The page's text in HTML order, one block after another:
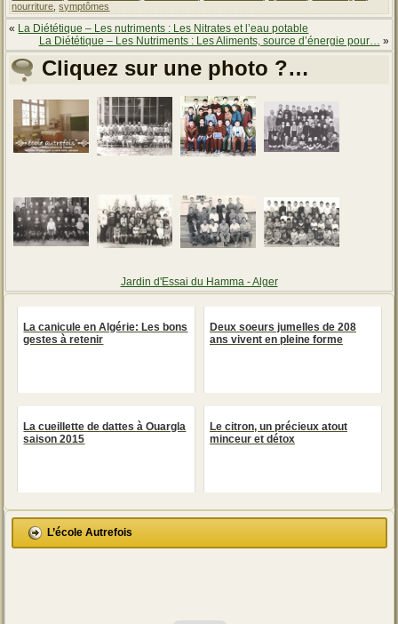
nourriture ,symptômes
« La Diététique – Les nutriments : Les Nitrates et l’eau potable
La Diététique – Les Nutriments : Les Aliments, source d’énergie pour… »
Cliquez sur une photo ?…
Jardin d'Essai du Hamma - Alger
La canicule en Algérie: Les bons
gestes à retenir
Deux soeurs jumelles de 208
ans vivent en pleine forme
La cueillette de dattes à Ouargla
saison 2015
Le citron, un précieux atout
minceur et détox
L’école Autrefois